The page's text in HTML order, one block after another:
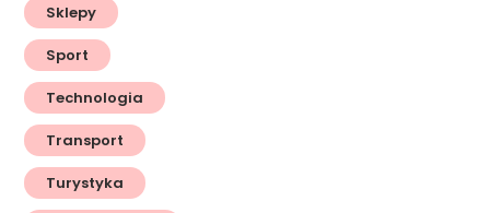
Sklepy
Sport
Technologia
Transport
Turystyka